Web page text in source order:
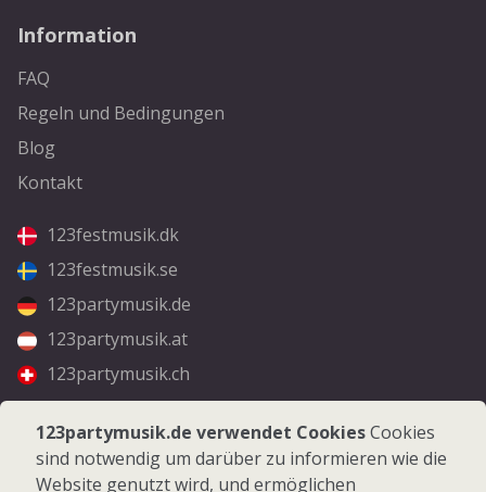
Information
FAQ
Regeln und Bedingungen
Blog
Kontakt
123festmusik.dk
123festmusik.se
123partymusik.de
123partymusik.at
123partymusik.ch
Folgen Sie uns
Facebook
123partymusik.de verwendet CookiesCookies
sind notwendig um darüber zu informieren wie die
Website genutzt wird, und ermöglichen